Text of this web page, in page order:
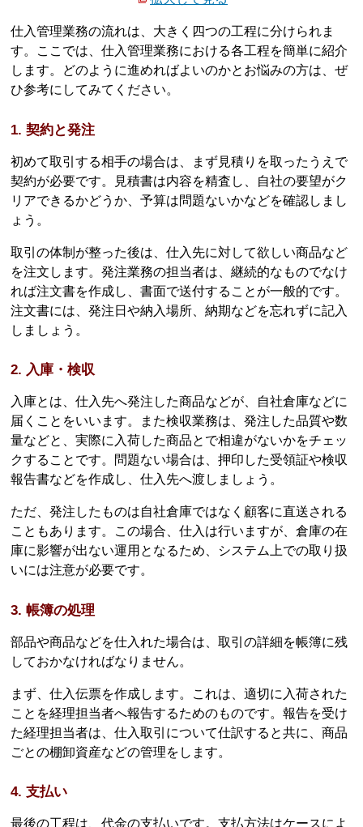
仕入管理業務の流れは、大きく四つの工程に分けられま
す。ここでは、仕入管理業務における各工程を簡単に紹介
します。どのように進めればよいのかとお悩みの方は、ぜ
ひ参考にしてみてください。
1. 契約と発注
初めて取引する相手の場合は、まず見積りを取ったうえで
契約が必要です。見積書は内容を精査し、自社の要望がク
リアできるかどうか、予算は問題ないかなどを確認しまし
ょう。
取引の体制が整った後は、仕入先に対して欲しい商品など
を注文します。発注業務の担当者は、継続的なものでなけ
れば注文書を作成し、書面で送付することが一般的です。
注文書には、発注日や納入場所、納期などを忘れずに記入
しましょう。
2. 入庫・検収
入庫とは、仕入先へ発注した商品などが、自社倉庫などに
届くことをいいます。また検収業務は、発注した品質や数
量などと、実際に入荷した商品とで相違がないかをチェッ
クすることです。問題ない場合は、押印した受領証や検収
報告書などを作成し、仕入先へ渡しましょう。
ただ、発注したものは自社倉庫ではなく顧客に直送される
こともあります。この場合、仕入は行いますが、倉庫の在
庫に影響が出ない運用となるため、システム上での取り扱
いには注意が必要です。
3. 帳簿の処理
部品や商品などを仕入れた場合は、取引の詳細を帳簿に残
しておかなければなりません。
まず、仕入伝票を作成します。これは、適切に入荷された
ことを経理担当者へ報告するためのものです。報告を受け
た経理担当者は、仕入取引について仕訳すると共に、商品
ごとの棚卸資産などの管理をします。
4. 支払い
最後の工程は、代金の支払いです。支払方法はケースによ